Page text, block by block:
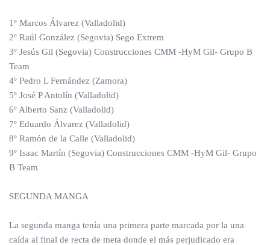
1º Marcos Álvarez (Valladolid)
2º Raúl González (Segovia) Sego Extrem
3º Jesús Gil (Segovia) Construcciones CMM -HyM Gil- Grupo B
Team
4º Pedro L Fernández (Zamora)
5º José P Antolín (Valladolid)
6º Alberto Sanz (Valladolid)
7º Eduardo Álvarez (Valladolid)
8º Ramón de la Calle (Valladolid)
9º Isaac Martín (Segovia) Construcciones CMM -HyM Gil- Grupo
B Team
SEGUNDA MANGA
La segunda manga tenía una primera parte marcada por la una
caída al final de recta de meta donde el más perjudicado era